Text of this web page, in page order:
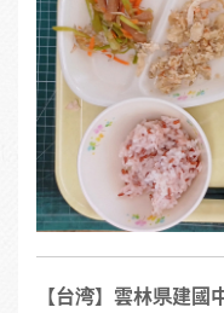
【台湾】雲林県建國